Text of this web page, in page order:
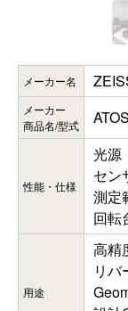
メーカー名
メーカー
商品名/型式
性能・仕様
光源
セン
測定
回転
用途
高精
リバ